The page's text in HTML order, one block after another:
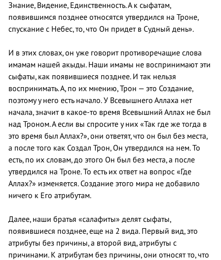
Знание, Видение, Единственность. А к сыфатам,
появившимся позднее относятся утвердился на Троне,
спускание с Небес, то, что Он придет в Судный день».
И в этих словах, он уже говорит противоречащие слова
имамам нашей акыды. Наши имамы не воспринимают эти
сыфаты, как появившиеся позднее. И так нельзя
воспринимать. А, по их мнению, Трон — это Создание,
поэтому у него есть начало. У Всевышнего Аллаха нет
начала, значит в какое-то время Всевышний Аллах не был
над Троном. А если вы спросите у них «Так где же тогда в
это время был Аллах?», они ответят, что он был без места,
а после того как Создал Трон, Он утвердился на нем. То
есть, по их словам, до этого Он был без места, а после
утвердился на Троне. То есть их ответ на вопрос «Где
Аллах?» изменяется. Создание этого мира не добавило
ничего к Его атрибутам.
Далее, наши братья «салафиты» делят сыфаты,
появившиеся позднее, еще на 2 вида. Первый вид, это
атрибуты без причины, а второй вид, атрибуты с
причинами. К атрибутам без причины, они относят то, что